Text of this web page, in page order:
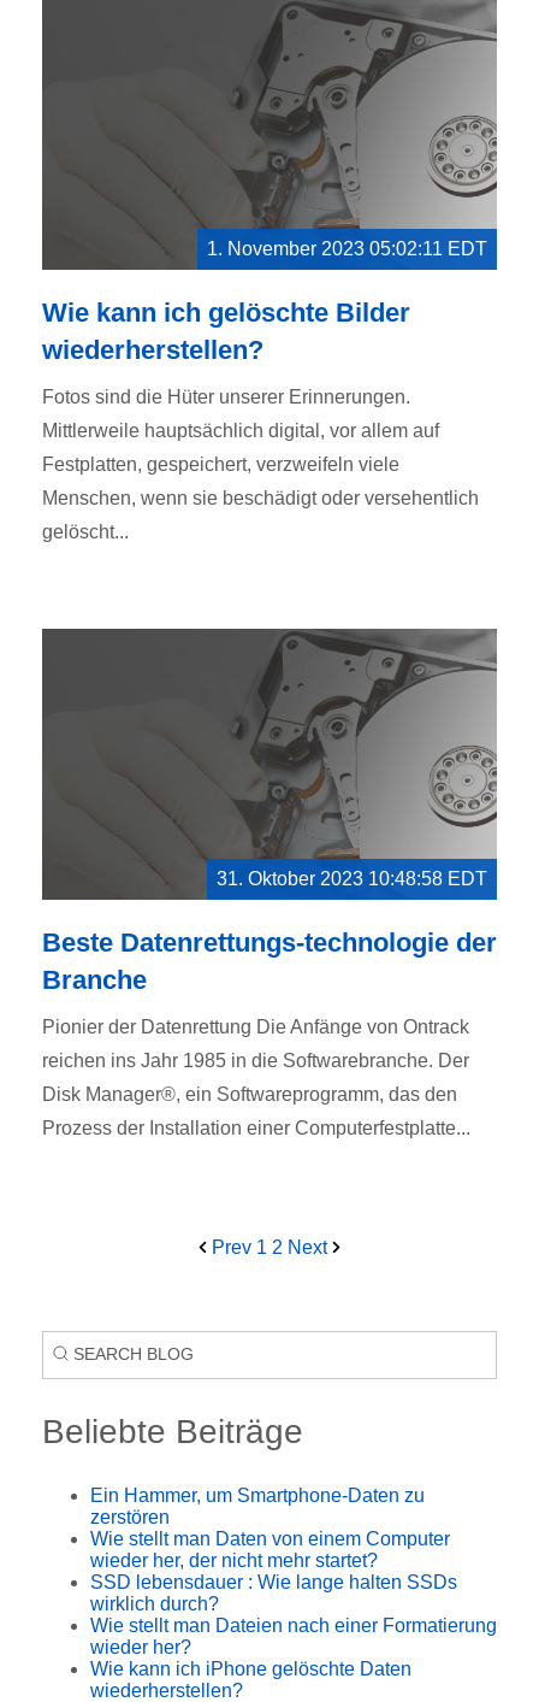
1. November 2023 05:02:11 EDT
Wie kann ich gelöschte Bilder
wiederherstellen?
Fotos sind die Hüter unserer Erinnerungen.
Mittlerweile hauptsächlich digital, vor allem auf
Festplatten, gespeichert, verzweifeln viele
Menschen, wenn sie beschädigt oder versehentlich
gelöscht...
31. Oktober 2023 10:48:58 EDT
Beste Datenrettungs-technologie der
Branche
Pionier der Datenrettung Die Anfänge von Ontrack
reichen ins Jahr 1985 in die Softwarebranche. Der
Disk Manager®, ein Softwareprogramm, das den
Prozess der Installation einer Computerfestplatte...
Prev 1 2 Next
Beliebte Beiträge
Ein Hammer, um Smartphone-Daten zu
zerstören
Wie stellt man Daten von einem Computer
wieder her, der nicht mehr startet?
SSD lebensdauer : Wie lange halten SSDs
wirklich durch?
Wie stellt man Dateien nach einer Formatierung
wieder her?
Wie kann ich iPhone gelöschte Daten
wiederherstellen?